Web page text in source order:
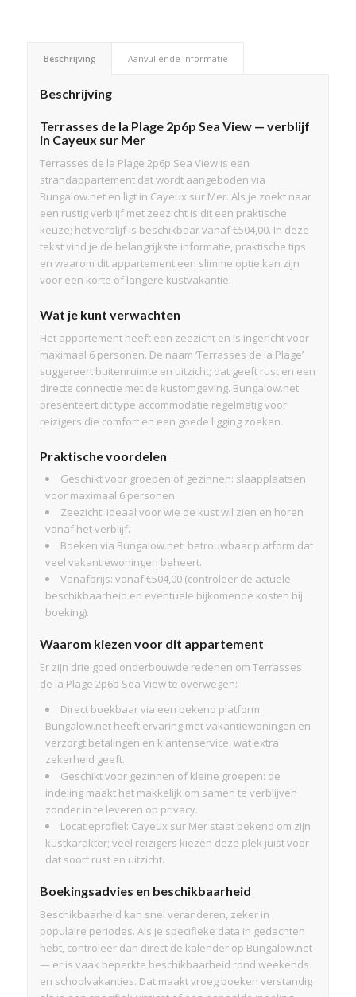
Beschrijving Aanvullende informatie
Beschrijving
Terrasses de la Plage 2p6p Sea View — verblijf
in Cayeux sur Mer
Terrasses de la Plage 2p6p Sea View is een
strandappartement dat wordt aangeboden via
Bungalow.net en ligt in Cayeux sur Mer. Als je zoekt naar
een rustig verblijf met zeezicht is dit een praktische
keuze; het verblijf is beschikbaar vanaf €504,00. In deze
tekst vind je de belangrijkste informatie, praktische tips
en waarom dit appartement een slimme optie kan zijn
voor een korte of langere kustvakantie.
Wat je kunt verwachten
Het appartement heeft een zeezicht en is ingericht voor
maximaal 6 personen. De naam ‘Terrasses de la Plage’
suggereert buitenruimte en uitzicht; dat geeft rust en een
directe connectie met de kustomgeving. Bungalow.net
presenteert dit type accommodatie regelmatig voor
reizigers die comfort en een goede ligging zoeken.
Praktische voordelen
Geschikt voor groepen of gezinnen: slaapplaatsen
voor maximaal 6 personen.
Zeezicht: ideaal voor wie de kust wil zien en horen
vanaf het verblijf.
Boeken via Bungalow.net: betrouwbaar platform dat
veel vakantiewoningen beheert.
Vanafprijs: vanaf €504,00 (controleer de actuele
beschikbaarheid en eventuele bijkomende kosten bij
boeking).
Waarom kiezen voor dit appartement
Er zijn drie goed onderbouwde redenen om Terrasses
de la Plage 2p6p Sea View te overwegen:
Direct boekbaar via een bekend platform:
Bungalow.net heeft ervaring met vakantiewoningen en
verzorgt betalingen en klantenservice, wat extra
zekerheid geeft.
Geschikt voor gezinnen of kleine groepen: de
indeling maakt het makkelijk om samen te verblijven
zonder in te leveren op privacy.
Locatieprofiel: Cayeux sur Mer staat bekend om zijn
kustkarakter; veel reizigers kiezen deze plek juist voor
dat soort rust en uitzicht.
Boekingsadvies en beschikbaarheid
Beschikbaarheid kan snel veranderen, zeker in
populaire periodes. Als je specifieke data in gedachten
hebt, controleer dan direct de kalender op Bungalow.net
— er is vaak beperkte beschikbaarheid rond weekends
en schoolvakanties. Dat maakt vroeg boeken verstandig